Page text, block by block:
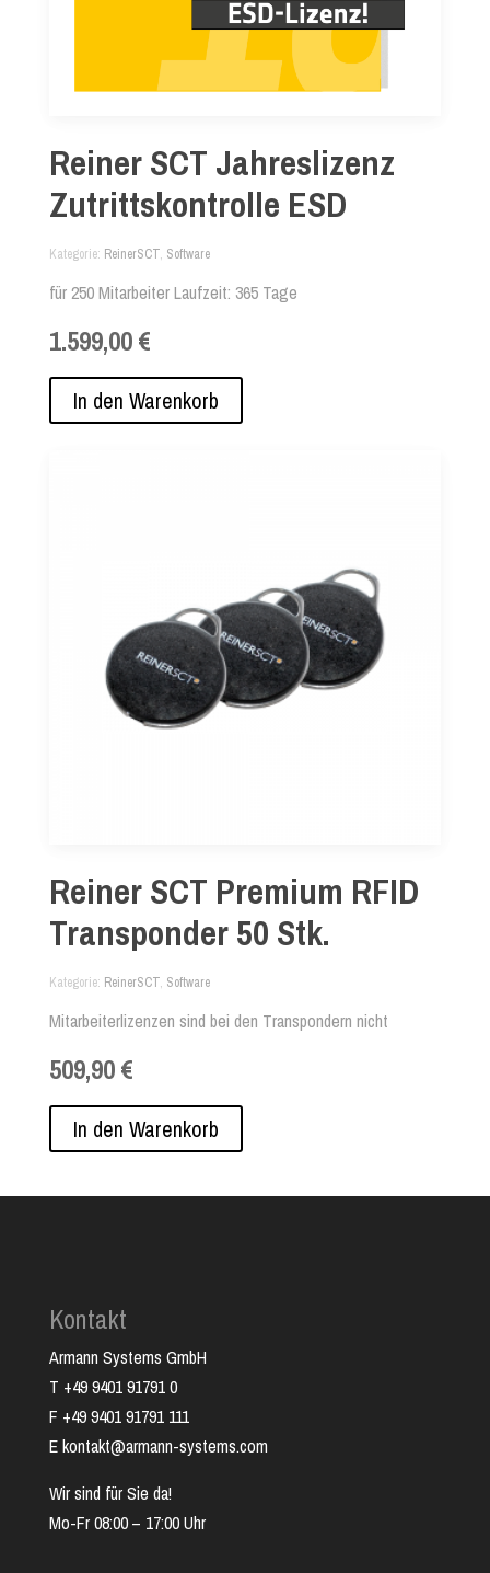
Reiner SCT Jahreslizenz
Zutrittskontrolle ESD
Kategorie ReinerSCT, Software
für 250 Mitarbeiter Laufzeit: 365 Tage
1.599,00 €
In den Warenkorb
Reiner SCT Premium RFID
Transponder 50 Stk.
Kategorie ReinerSCT, Software
Mitarbeiterlizenzen sind bei den Transpondern nicht
509,90 €
In den Warenkorb
Kontakt
Armann Systems GmbH
T +49 9401 91791 0
F +49 9401 91791 111
E kontakt@armann-systems.com
Wir sind für Sie da!
Mo-Fr 08:00 – 17:00 Uhr